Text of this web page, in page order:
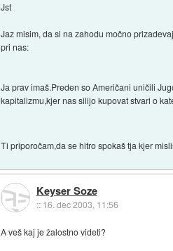
Jst
Jaz misim, da si na zahodu močno
pri nas:
Ja prav imaš.Preden so Američani uničili
kapitalizmu,kjer nas silijo kupovat stvari o
Ti priporočam,da se hitro spokaš tja kjer
Keyser Soze
:: 16. dec 2003, 11:56
A veš kaj je žalostno videti?